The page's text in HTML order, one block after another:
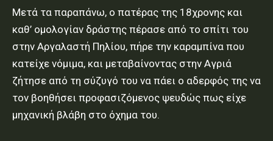
Μετά τα παραπάνω, ο πατέρας της 18χρονης και
καθ’ ομολογίαν δράστης πέρασε από το σπίτι του
στην Αργαλαστή Πηλίου, πήρε την καραμπίνα που
κατείχε νόμιμα, και μεταβαίνοντας στην Αγριά
ζήτησε από τη σύζυγό του να πάει ο αδερφός της να
τον βοηθήσει προφασιζόμενος ψευδώς πως είχε
μηχανική βλάβη στο όχημα του.